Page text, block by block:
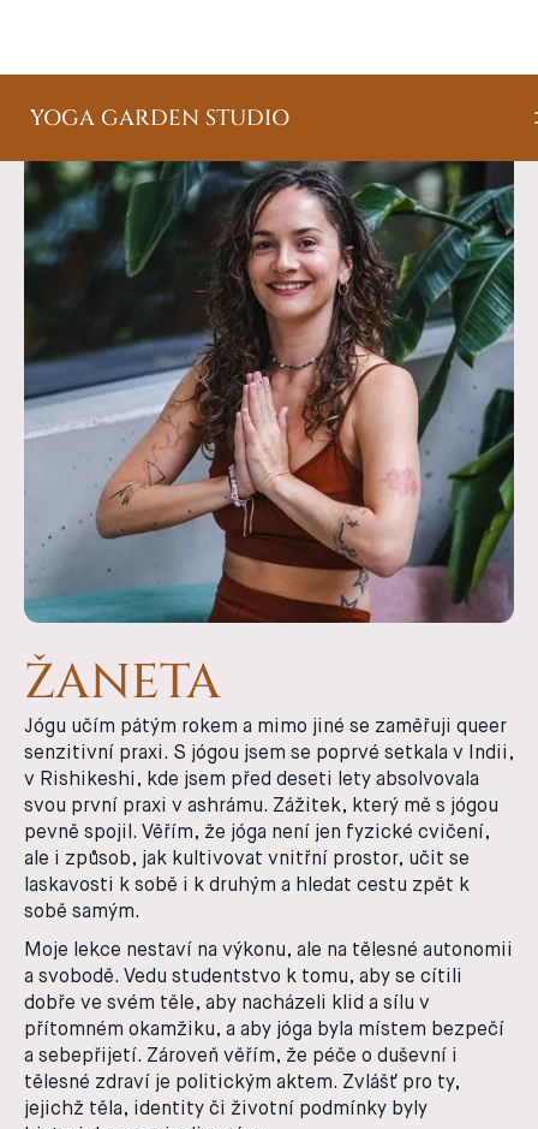
YOGA GARDEN STUDIO
ŽANETA
Jógu učím pátým rokem a mimo jiné se zaměřuji queer
senzitivní praxi. S jógou jsem se poprvé setkala v Indii,
v Rishikeshi, kde jsem před deseti lety absolvovala
svou první praxi v ashrámu. Zážitek, který mě s jógou
pevně spojil. Věřím, že jóga není jen fyzické cvičení,
ale i způsob, jak kultivovat vnitřní prostor, učit se
laskavosti k sobě i k druhým a hledat cestu zpět k
sobě samým.
Moje lekce nestaví na výkonu, ale na tělesné autonomii
a svobodě. Vedu studentstvo k tomu, aby se cítili
dobře ve svém těle, aby nacházeli klid a sílu v
přítomném okamžiku, a aby jóga byla místem bezpečí
a sebepřijetí. Zároveň věřím, že péče o duševní i
tělesné zdraví je politickým aktem. Zvlášť pro ty,
jejichž těla, identity či životní podmínky byly